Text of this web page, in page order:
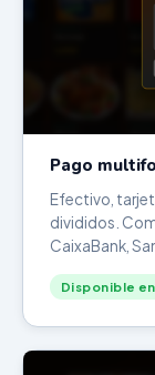
Pago
Efectivo,
divididos.
CaixaBank,
Disponible